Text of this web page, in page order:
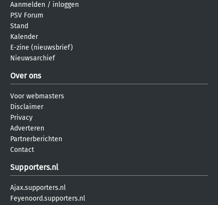
Aanmelden / inloggen
PSV Forum
Stand
Kalender
E-zine (nieuwsbrief)
Nieuwsarchief
Over ons
Voor webmasters
Disclaimer
Privacy
Adverteren
Partnerberichten
Contact
Supporters.nl
Ajax.supporters.nl
Feyenoord.supporters.nl